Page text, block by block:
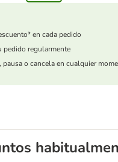
en cada pedido
pedido regularmente
pausa o cancela en cualquier